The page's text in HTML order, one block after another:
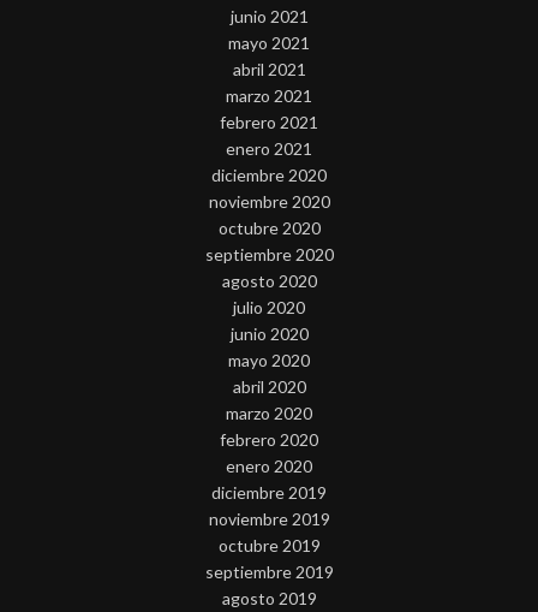
junio 2021
mayo 2021
abril 2021
marzo 2021
febrero 2021
enero 2021
diciembre 2020
noviembre 2020
octubre 2020
septiembre 2020
agosto 2020
julio 2020
junio 2020
mayo 2020
abril 2020
marzo 2020
febrero 2020
enero 2020
diciembre 2019
noviembre 2019
octubre 2019
septiembre 2019
agosto 2019